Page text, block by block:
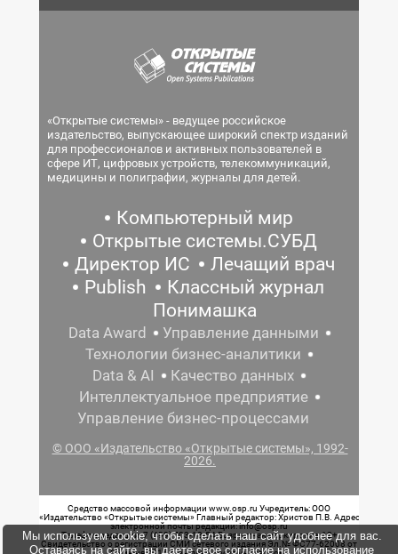
«Открытые системы» - ведущее российское
издательство, выпускающее широкий спектр изданий
для профессионалов и активных пользователей в
сфере ИТ, цифровых устройств, телекоммуникаций,
медицины и полиграфии, журналы для детей.
Компьютерный мир
Открытые системы.СУБД
Директор ИС
Лечащий врач
Publish
Классный журнал
Понимашка
Data Award
Управление данными
Технологии бизнес-аналитики
Data & AI
Качество данных
Интеллектуальное предприятие
Управление бизнес-процессами
© ООО «Издательство «Открытые системы», 1992-
2026.
Средство массовой информации www.osp.ru Учредитель: ООО
«Издательство «Открытые системы» Главный редактор: Христов П.В. Адрес
электронной почты редакции: info@osp.ru
Телефон редакции: 7 (499) 703-18-54 Возрастная маркировка: 12+
Свидетельство о регистрации СМИ сетевого издания Эл.№ ФС77-62008 от
Мы используем cookie, чтобы сделать наш сайт удобнее для вас.
Оставаясь на сайте, вы даете свое согласие на использование